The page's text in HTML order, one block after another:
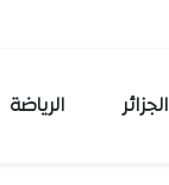
الجزائر الرياضة